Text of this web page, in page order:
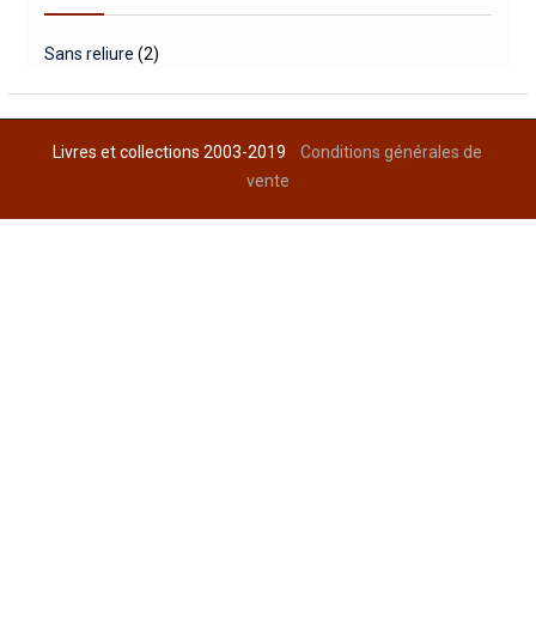
Sans reliure (2)
Livres et collections 2003-2019Conditions générales de
vente